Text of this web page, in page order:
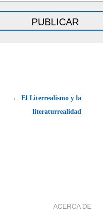
← El Literrealismo y la
literaturrealidad
ACERCA DE